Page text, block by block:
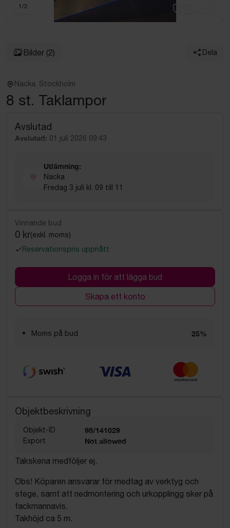
1 /2
Bilder (2) Dela
Nacka, Stockholm
8 st. Taklampor
Avslutad
Avslutad: 01 juli 2026 09:43
Utlämning:
Nacka
Fredag 3 juli kl. 09 till 11
Vinnande bud
0 kr(exkl. moms)
Reservationspris uppnått
Logga in för att lägga bud
Skapa ett konto
Moms på bud 25%
Objektbeskrivning
Objekt-ID 98/141029
Export Not allowed
Takskena medföljer ej.
Obs! Köparen ansvarar för medtag av verktyg och
stege, samt att nedmontering och urkopplingg sker på
fackmannavis.
Takhöjd ca 5 m.